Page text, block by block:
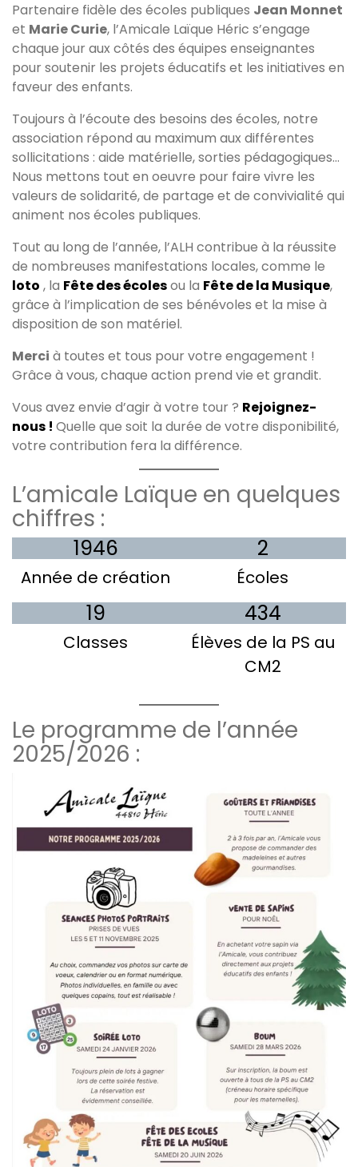
Partenaire fidèle des écoles publiques Jean Monnet
et Marie Curie, l’Amicale Laïque Héric s’engage
chaque jour aux côtés des équipes enseignantes
pour soutenir les projets éducatifs et les initiatives en
faveur des enfants.
Toujours à l’écoute des besoins des écoles, notre
association répond au maximum aux différentes
sollicitations : aide matérielle, sorties pédagogiques…
Nous mettons tout en oeuvre pour faire vivre les
valeurs de solidarité, de partage et de convivialité qui
animent nos écoles publiques.
Tout au long de l’année, l’ALH contribue à la réussite
de nombreuses manifestations locales, comme le
loto , la Fête des écolesou la Fête de la Musique,
grâce à l’implication de ses bénévoles et la mise à
disposition de son matériel.
Merci à toutes et tous pour votre engagement !
Grâce à vous, chaque action prend vie et grandit.
Vous avez envie d’agir à votre tour ? Rejoignez-
nous ! Quelle que soit la durée de votre disponibilité,
votre contribution fera la différence.
L’amicale Laïque en quelques
chiffres :
1946
Année de création
2
Écoles
19
Classes
434
Élèves de la PS au
CM2
Le programme de l’année
2025/2026 :